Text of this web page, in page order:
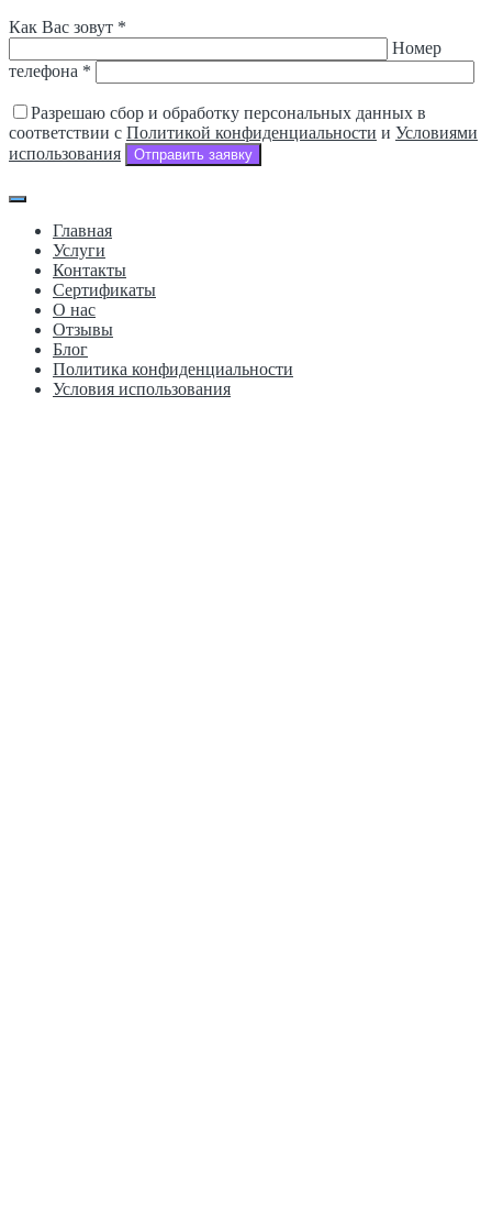
Как Вас зовут *
Номер
телефона *
Разрешаю сбор и обработку персональных данных в
соответствии с Политикой конфиденциальности и Условиями
использования
Отправить заявку
Главная
Услуги
Контакты
Сертификаты
О нас
Отзывы
Блог
Политика конфиденциальности
Условия использования